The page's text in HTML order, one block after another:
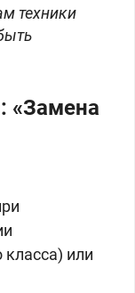
техники
«Замена
класса) или